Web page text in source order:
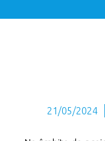
21/05/2024